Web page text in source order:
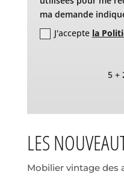
ma demande
J'accepte la
5 +
LES
Mobilier vintage des